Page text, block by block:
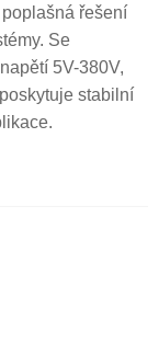
řešení
Se
5V-380V,
stabilní